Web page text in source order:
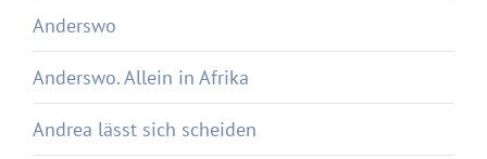
Anderswo
Anderswo. Allein in Afrika
Andrea lässt sich scheiden